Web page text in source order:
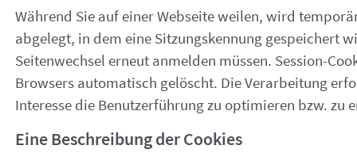
Während Sie auf einer Webseite weilen, wird
abgelegt, in dem eine Sitzungskennung gespeichert
Seitenwechsel erneut anmelden müssen. Session-
Browsers automatisch gelöscht. Die Verarbeitung
Interesse die Benutzerführung zu optimieren bzw. zu
Eine Beschreibung der Cookies